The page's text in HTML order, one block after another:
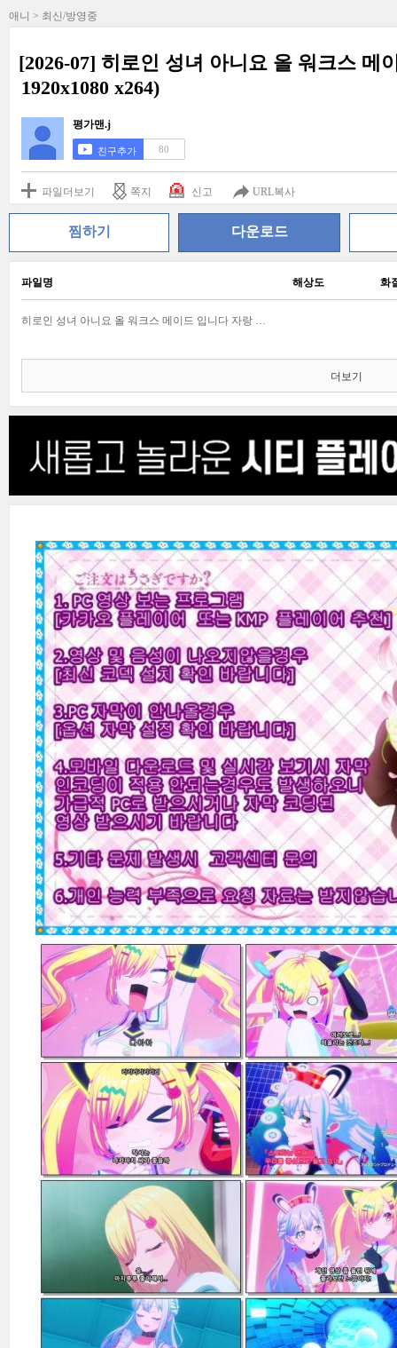
애니 > 최신/방영중
[2026-07] 히로인 성녀 아니요 올 워크스 메
1920x1080 x264)
평가맨.j
친구추가 80
파일더보기 쪽지 신고 URL복사
찜하기 다운로드
파일명 해상도 화
히로인 성녀 아니요 올 워크스 메이드 입니다 자랑 02 (Full HD 1920x1080 x264).ass
더보기